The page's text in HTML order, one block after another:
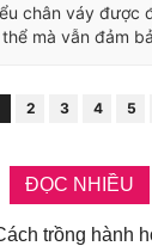
chân váy được
thể mà vẫn đảm
2 3 4 5
ĐỌC NHIỀU
trồng hành